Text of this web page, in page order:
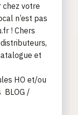
votre
n’est pas
! Chers
et
HO et/ou
BLOG /